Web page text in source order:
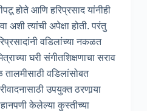
होते आणि हरिप्रसाद यांनीही
अशी त्यांची अपेक्षा होती. परंतु
वडिलांच्या नकळत
घरी संगीतशिक्षणाचा सराव
तालमीसाठी वडिलांसोबत
उपयुक्त ठरणार्‍या
केलेल्या कुस्तीच्या